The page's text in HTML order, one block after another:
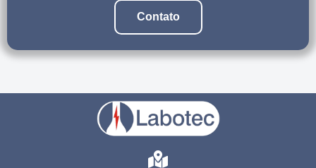
Contato